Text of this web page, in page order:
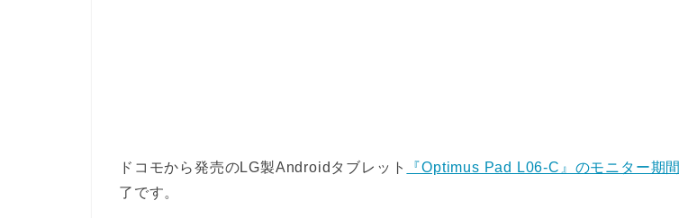
ドコモから発売のLG製Androidタブレット 『Optimus Pad L06-C』のモニター期間
了です。